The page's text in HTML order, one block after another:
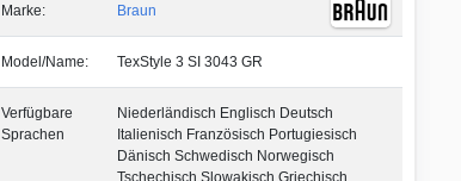
Marke: Braun
Model/Name: TexStyle 3 SI 3043 GR
Verfügbare
Sprachen
Niederländisch Englisch Deutsch
Italienisch Französisch Portugiesisch
Dänisch Schwedisch Norwegisch
Tschechisch Slowakisch Griechisch